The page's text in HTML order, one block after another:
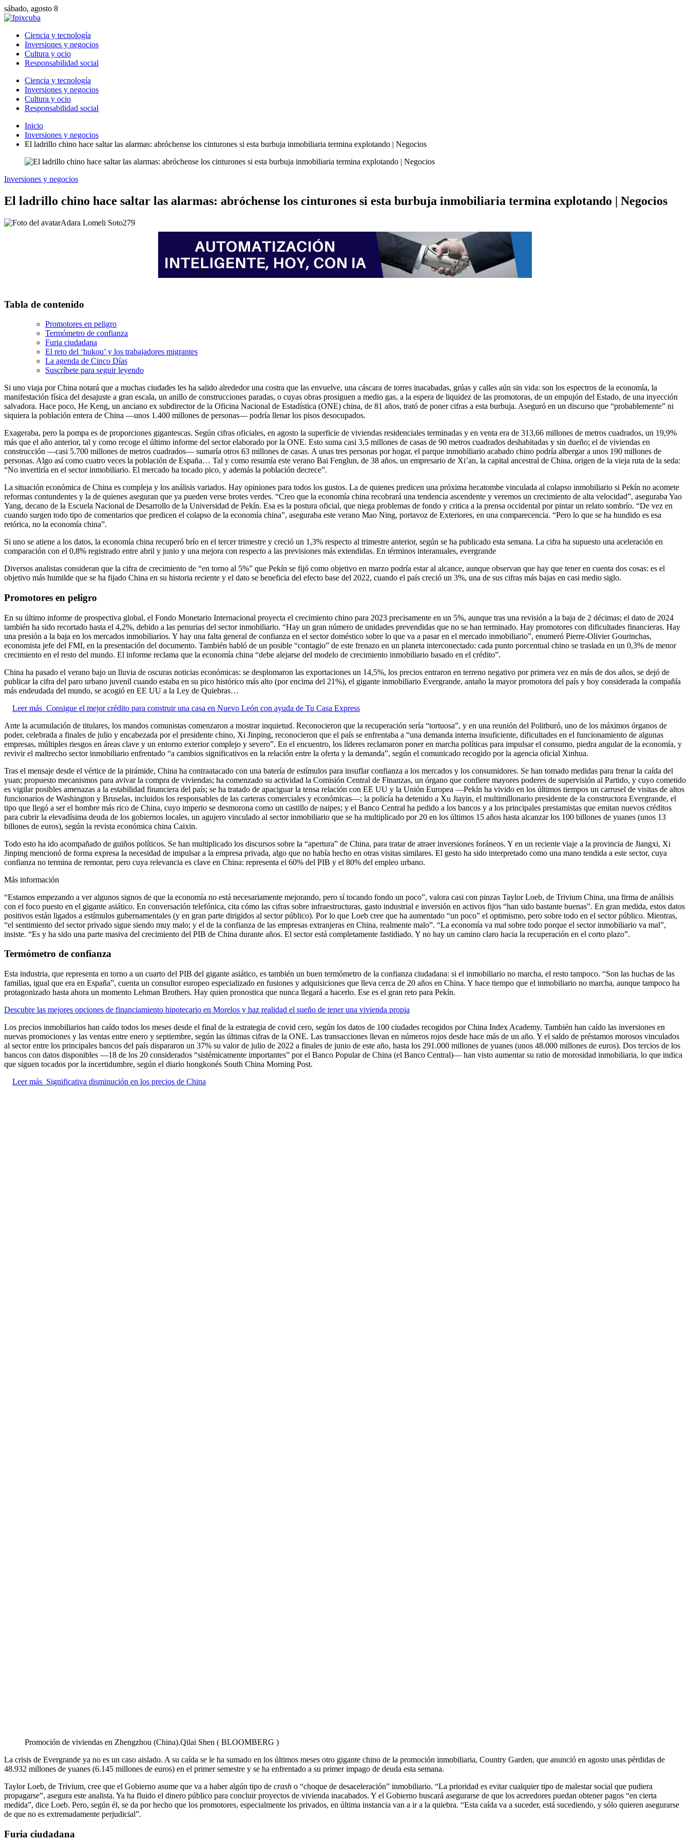
sábado, agosto 8
Ciencia y tecnología
Inversiones y negocios
Cultura y ocio
Responsabilidad social
Ciencia y tecnología
Inversiones y negocios
Cultura y ocio
Responsabilidad social
Inicio
Inversiones y negocios
El ladrillo chino hace saltar las alarmas: abróchense los cinturones si esta burbuja inmobiliaria termina explotando | Negocios
Inversiones y negocios
El ladrillo chino hace saltar las alarmas: abróchense los cinturones si esta burbuja inmobiliaria termina explotando | Negocios
Adara Lomeli Soto279
Tabla de contenido
Promotores en peligro
Termómetro de confianza
Furia ciudadana
El reto del ‘hukou’ y los trabajadores migrantes
La agenda de Cinco Días
Suscríbete para seguir leyendo
Si uno viaja por China notará que a muchas ciudades les ha salido alrededor una costra que las envuelve, una cáscara de torres inacabadas, grúas y calles aún sin vida: son los espectros de la economía, la
manifestación física del desajuste a gran escala, un anillo de construcciones paradas, o cuyas obras prosiguen a medio gas, a la espera de liquidez de las promotoras, de un empujón del Estado, de una inyección
salvadora. Hace poco, He Keng, un anciano ex subdirector de la Oficina Nacional de Estadística (ONE) china, de 81 años, trató de poner cifras a esta burbuja. Aseguró en un discurso que “probablemente” ni
siquiera la población entera de China —unos 1.400 millones de personas— podría llenar los pisos desocupados.
Exageraba, pero la pompa es de proporciones gigantescas. Según cifras oficiales, en agosto la superficie de viviendas residenciales terminadas y en venta era de 313,66 millones de metros cuadrados, un 19,9%
más que el año anterior, tal y como recoge el último informe del sector elaborado por la ONE. Esto suma casi 3,5 millones de casas de 90 metros cuadrados deshabitadas y sin dueño; el de viviendas en
construcción —casi 5.700 millones de metros cuadrados— sumaría otros 63 millones de casas. A unas tres personas por hogar, el parque inmobiliario acabado chino podría albergar a unos 190 millones de
personas. Algo así como cuatro veces la población de España… Tal y como resumía este verano Bai Fenglun, de 38 años, un empresario de Xi’an, la capital ancestral de China, origen de la vieja ruta de la seda:
“No invertiría en el sector inmobiliario. El mercado ha tocado pico, y además la población decrece”.
La situación económica de China es compleja y los análisis variados. Hay opiniones para todos los gustos. La de quienes predicen una próxima hecatombe vinculada al colapso inmobiliario si Pekín no acomete
reformas contundentes y la de quienes aseguran que ya pueden verse brotes verdes. “Creo que la economía china recobrará una tendencia ascendente y veremos un crecimiento de alta velocidad”, aseguraba Yao
Yang, decano de la Escuela Nacional de Desarrollo de la Universidad de Pekín. Esa es la postura oficial, que niega problemas de fondo y critica a la prensa occidental por pintar un relato sombrío. “De vez en
cuando surgen todo tipo de comentarios que predicen el colapso de la economía china”, aseguraba este verano Mao Ning, portavoz de Exteriores, en una comparecencia. “Pero lo que se ha hundido es esa
retórica, no la economía china”.
Si uno se atiene a los datos, la economía china recuperó brío en el tercer trimestre y creció un 1,3% respecto al trimestre anterior, según se ha publicado esta semana. La cifra ha supuesto una aceleración en
comparación con el 0,8% registrado entre abril y junio y una mejora con respecto a las previsiones más extendidas. En términos interanuales, evergrande
Diversos analistas consideran que la cifra de crecimiento de “en torno al 5%” que Pekín se fijó como objetivo en marzo podría estar al alcance, aunque observan que hay que tener en cuenta dos cosas: es el
objetivo más humilde que se ha fijado China en su historia reciente y el dato se beneficia del efecto base del 2022, cuando el país creció un 3%, una de sus cifras más bajas en casi medio siglo.
Promotores en peligro
En su último informe de prospectiva global, el Fondo Monetario Internacional proyecta el crecimiento chino para 2023 precisamente en un 5%, aunque tras una revisión a la baja de 2 décimas; el dato de 2024
también ha sido recortado hasta el 4,2%, debido a las penurias del sector inmobiliario. “Hay un gran número de unidades prevendidas que no se han terminado. Hay promotores con dificultades financieras. Hay
una presión a la baja en los mercados inmobiliarios. Y hay una falta general de confianza en el sector doméstico sobre lo que va a pasar en el mercado inmobiliario”, enumeró Pierre-Olivier Gourinchas,
economista jefe del FMI, en la presentación del documento. También habló de un posible “contagio” de este frenazo en un planeta interconectado: cada punto porcentual chino se traslada en un 0,3% de menor
crecimiento en el resto del mundo. El informe reclama que la economía china “debe alejarse del modelo de crecimiento inmobiliario basado en el crédito”.
China ha pasado el verano bajo un lluvia de oscuras noticias económicas: se desplomaron las exportaciones un 14,5%, los precios entraron en terreno negativo por primera vez en más de dos años, se dejó de
publicar la cifra del paro urbano juvenil cuando estaba en su pico histórico más alto (por encima del 21%), el gigante inmobiliario Evergrande, antaño la mayor promotora del país y hoy considerada la compañía
más endeudada del mundo, se acogió en EE UU a la Ley de Quiebras…
Leer más Consigue el mejor crédito para construir una casa en Nuevo León con ayuda de Tu Casa Express
Ante la acumulación de titulares, los mandos comunistas comenzaron a mostrar inquietud. Reconocieron que la recuperación sería “tortuosa”, y en una reunión del Politburó, uno de los máximos órganos de
poder, celebrada a finales de julio y encabezada por el presidente chino, Xi Jinping, reconocieron que el país se enfrentaba a “una demanda interna insuficiente, dificultades en el funcionamiento de algunas
empresas, múltiples riesgos en áreas clave y un entorno exterior complejo y severo”. En el encuentro, los líderes reclamaron poner en marcha políticas para impulsar el consumo, piedra angular de la economía, y
revivir el maltrecho sector inmobiliario enfrentado “a cambios significativos en la relación entre la oferta y la demanda”, según el comunicado recogido por la agencia oficial Xinhua.
Tras el mensaje desde el vértice de la pirámide, China ha contraatacado con una batería de estímulos para insuflar confianza a los mercados y los consumidores. Se han tomado medidas para frenar la caída del
yuan; propuesto mecanismos para avivar la compra de viviendas; ha comenzado su actividad la Comisión Central de Finanzas, un órgano que confiere mayores poderes de supervisión al Partido, y cuyo cometido
es vigilar posibles amenazas a la estabilidad financiera del país; se ha tratado de apaciguar la tensa relación con EE UU y la Unión Europea —Pekín ha vivido en los últimos tiempos un carrusel de visitas de altos
funcionarios de Washington y Bruselas, incluidos los responsables de las carteras comerciales y económicas—; la policía ha detenido a Xu Jiayin, el multimillonario presidente de la constructora Evergrande, el
tipo que llegó a ser el hombre más rico de China, cuyo imperio se desmorona como un castillo de naipes; y el Banco Central ha pedido a los bancos y a los principales prestamistas que emitan nuevos créditos
para cubrir la elevadísima deuda de los gobiernos locales, un agujero vinculado al sector inmobiliario que se ha multiplicado por 20 en los últimos 15 años hasta alcanzar los 100 billones de yuanes (unos 13
billones de euros), según la revista económica china Caixin.
Todo esto ha ido acompañado de guiños políticos. Se han multiplicado los discursos sobre la “apertura” de China, para tratar de atraer inversiones foráneos. Y en un reciente viaje a la provincia de Jiangxi, Xi
Jinping mencionó de forma expresa la necesidad de impulsar a la empresa privada, algo que no había hecho en otras visitas similares. El gesto ha sido interpretado como una mano tendida a este sector, cuya
confianza no termina de remontar, pero cuya relevancia es clave en China: representa el 60% del PIB y el 80% del empleo urbano.
Más información
“Estamos empezando a ver algunos signos de que la economía no está necesariamente mejorando, pero sí tocando fondo un poco”, valora casi con pinzas Taylor Loeb, de Trivium China, una firma de análisis
con el foco puesto en el gigante asiático. En conversación telefónica, cita cómo las cifras sobre infraestructuras, gasto industrial e inversión en activos fijos “han sido bastante buenas”. En gran medida, estos datos
positivos están ligados a estímulos gubernamentales (y en gran parte dirigidos al sector público). Por lo que Loeb cree que ha aumentado “un poco” el optimismo, pero sobre todo en el sector público. Mientras,
“el sentimiento del sector privado sigue siendo muy malo; y el de la confianza de las empresas extranjeras en China, realmente malo”. “La economía va mal sobre todo porque el sector inmobiliario va mal”,
insiste. “Es y ha sido una parte masiva del crecimiento del PIB de China durante años. El sector está completamente fastidiado. Y no hay un camino claro hacia la recuperación en el corto plazo”.
Termómetro de confianza
Esta industria, que representa en torno a un cuarto del PIB del gigante asiático, es también un buen termómetro de la confianza ciudadana: si el inmobiliario no marcha, el resto tampoco. “Son las huchas de las
familias, igual que era en España”, cuenta un consultor europeo especializado en fusiones y adquisiciones que lleva cerca de 20 años en China. Y hace tiempo que el inmobiliario no marcha, aunque tampoco ha
protagonizado hasta ahora un momento Lehman Brothers. Hay quien pronostica que nunca llegará a hacerlo. Ese es el gran reto para Pekín.
Descubre las mejores opciones de financiamiento hipotecario en Morelos y haz realidad el sueño de tener una vivienda propia
Los precios inmobiliarios han caído todos los meses desde el final de la estrategia de covid cero, según los datos de 100 ciudades recogidos por China Index Academy. También han caído las inversiones en
nuevas promociones y las ventas entre enero y septiembre, según las últimas cifras de la ONE. Las transacciones llevan en números rojos desde hace más de un año. Y el saldo de préstamos morosos vinculados
al sector entre los principales bancos del país dispararon un 37% su valor de julio de 2022 a finales de junio de este año, hasta los 291.000 millones de yuanes (unos 48.000 millones de euros). Dos tercios de los
bancos con datos disponibles —18 de los 20 considerados “sistémicamente importantes” por el Banco Popular de China (el Banco Central)— han visto aumentar su ratio de morosidad inmobiliaria, lo que indica
que siguen tocados por la incertidumbre, según el diario hongkonés South China Morning Post.
Leer más Significativa disminución en los precios de China
Promoción de viviendas en Zhengzhou (China).Qilai Shen ( BLOOMBERG )
La crisis de Evergrande ya no es un caso aislado. A su caída se le ha sumado en los últimos meses otro gigante chino de la promoción inmobiliaria, Country Garden, que anunció en agosto unas pérdidas de
48.932 millones de yuanes (6.145 millones de euros) en el primer semestre y se ha enfrentado a su primer impago de deuda esta semana.
Taylor Loeb, de Trivium, cree que el Gobierno asume que va a haber algún tipo de crash o “choque de desaceleración” inmobiliario. “La prioridad es evitar cualquier tipo de malestar social que pudiera
propagarse”, asegura este analista. Ya ha fluido el dinero público para concluir proyectos de vivienda inacabados. Y el Gobierno buscará asegurarse de que los acreedores puedan obtener pagos “en cierta
medida”, dice Loeb. Pero, según él, se da por hecho que los promotores, especialmente los privados, en última instancia van a ir a la quiebra. “Esta caída va a suceder, está sucediendo, y sólo quieren asegurarse
de que no es extremadamente perjudicial”.
Furia ciudadana